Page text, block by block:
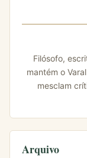
Filósofo,
mantém o
mesclam
Arquivo